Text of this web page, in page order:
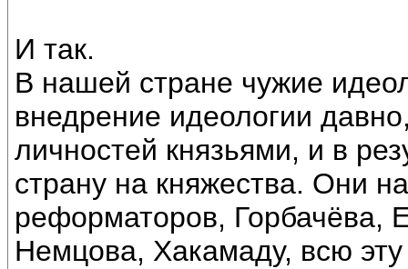
И так.
В нашей стране чужие
внедрение идеологии
личностей князьями, и в
страну на княжества. Они
реформаторов, Горбачёва,
Немцова, Хакамаду, всю